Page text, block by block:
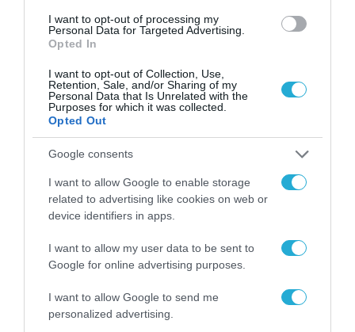
I want to opt-out of processing my
Personal Data for Targeted Advertising.
Opted In
I want to opt-out of Collection, Use,
Retention, Sale, and/or Sharing of my
Personal Data that Is Unrelated with the
Purposes for which it was collected.
Opted Out
Google consents
I want to allow Google to enable storage
related to advertising like cookies on web or
device identifiers in apps.
I want to allow my user data to be sent to
Google for online advertising purposes.
I want to allow Google to send me
personalized advertising.
οικοσύστημα επιθέσεων.
Περισσότερες Λεπτομέρειες για το 2026
cyber threat trends report του Μαΐου στο
Check Point Research Blog.
TAGS:
CHECK POINT RESEARCH ΚΥΒΕΡΝΟΕΠΙΘΕΣΕΙΣ